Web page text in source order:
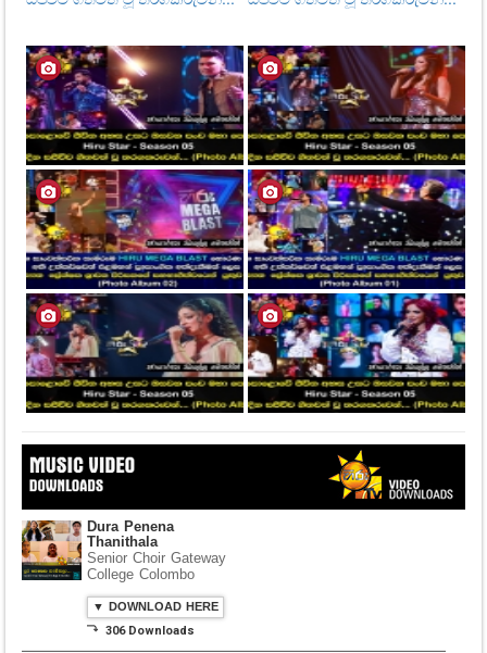
Dura Penena
Thanithala
Senior Choir Gateway
College Colombo
▼ DOWNLOAD HERE
⤵ 306 Downloads